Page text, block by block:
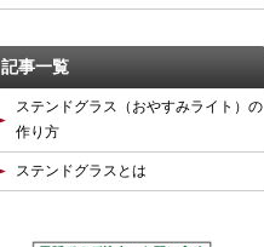
記事一覧
ステンドグラス（おやすみライト）の
作り方
ステンドグラスとは